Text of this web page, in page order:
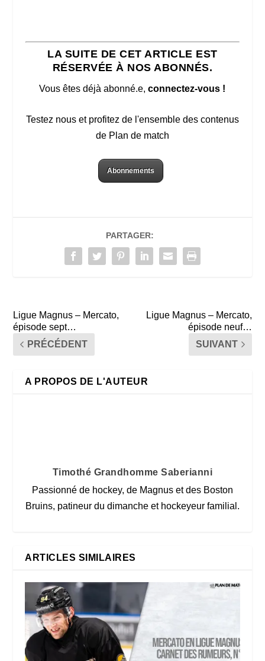
LA SUITE DE CET ARTICLE EST
RÉSERVÉE À NOS ABONNÉS.
Vous êtes déjà abonné.e,connectez-vous !
Testez nous et profitez de l'ensemble des contenus
de Plan de match
Abonnements
PARTAGER:
Ligue Magnus – Mercato,
épisode sept…
PRÉCÉDENT
Ligue Magnus – Mercato,
épisode neuf…
SUIVANT
A PROPOS DE L'AUTEUR
Timothé Grandhomme Saberianni
Passionné de hockey, de Magnus et des Boston
Bruins, patineur du dimanche et hockeyeur familial.
ARTICLES SIMILAIRES